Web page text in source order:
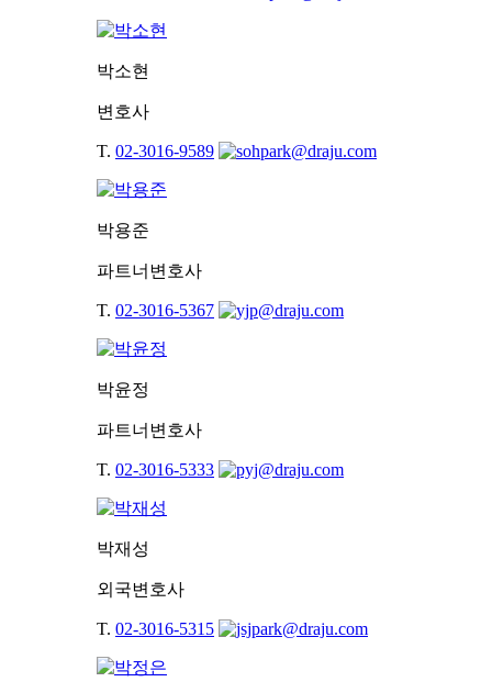
박소현
변호사
T. 02-3016-9589
박용준
파트너변호사
T. 02-3016-5367
박윤정
파트너변호사
T. 02-3016-5333
박재성
외국변호사
T. 02-3016-5315